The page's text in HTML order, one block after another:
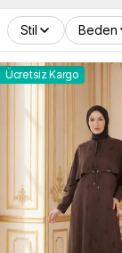
Stil Beden
Ücretsiz Kargo